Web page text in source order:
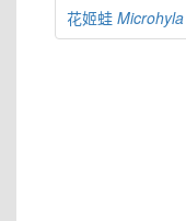
花姬蛙 Microhyla